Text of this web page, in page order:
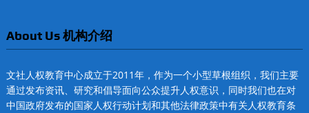
About Us 机构介绍
文社人权教育中心成立于2011年，作为一个小型草根组织，我们主要
通过发布资讯、研究和倡导面向公众提升人权意识，同时我们也在对
中国政府发布的国家人权行动计划和其他法律政策中有关人权教育条